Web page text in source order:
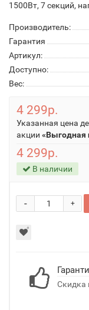
1500Вт, 7 секций,
Производитель:
Гарантия
Артикул:
Доступно:
Вес:
4 299р.
Указанная цена
акции «Выгодная
4 299р.
В наличии
+
-
Скидка